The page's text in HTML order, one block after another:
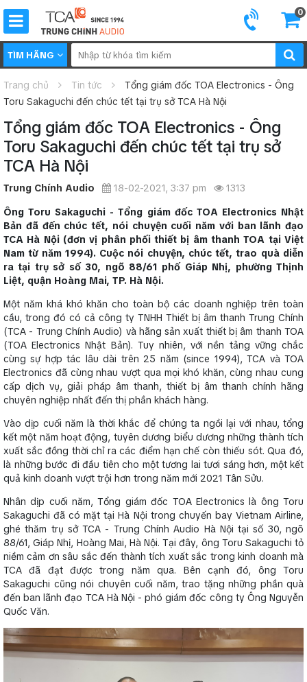
0
TÌM HÃNG
Trang chủ Tin tức
Tổng giám đốc TOA Electronics - Ông
Toru Sakaguchi đến chúc tết tại trụ sở TCA Hà Nội
Tổng giám đốc TOA Electronics - Ông
Toru Sakaguchi đến chúc tết tại trụ sở
TCA Hà Nội
Trung Chính Audio 18-02-2021, 3:37 pm
1313
Ông Toru Sakaguchi - Tổng giám đốc TOA Electronics Nhật
Bản đã đến chúc tết, nói chuyện cuối năm với ban lãnh đạo
TCA Hà Nội (đơn vị phân phối thiết bị âm thanh TOA tại Việt
Nam từ năm 1994). Cuộc nói chuyện, chúc tết, trao quà diễn
ra tại trụ sở số 30, ngõ 88/61 phố Giáp Nhị, phường Thịnh
Liệt, quận Hoàng Mai, TP. Hà Nội.
Một năm khá khó khăn cho toàn bộ các doanh nghiệp trên toàn
cầu, trong đó có cả công ty TNHH Thiết bị âm thanh Trung Chính
(TCA - Trung Chính Audio) và hãng sản xuất thiết bị âm thanh TOA
(TOA Electronics Nhật Bản). Tuy nhiên, với nền tảng vững chắc
cùng sự hợp tác lâu dài trên 25 năm (since 1994), TCA và TOA
Electronics đã cùng nhau vượt qua mọi khó khăn, cùng nhau cung
cấp dịch vụ, giải pháp âm thanh, thiết bị âm thanh chính hãng
chuyên nghiệp nhất đến thị phần khách hàng.
Vào dịp cuối năm là thời khắc để chúng ta ngồi lại với nhau, tổng
kết một năm hoạt động, tuyên dương biểu dương những thành tích
xuất sắc đồng thời chỉ ra các điểm hạn chế còn thiếu sót. Qua đó,
là những bước đi đầu tiên cho một tương lai tươi sáng hơn, một kết
quả kinh doanh vượt trội hơn trong năm mới 2021 Tân Sửu.
Nhân dịp cuối năm, Tổng giám đốc TOA Electronics là ông Toru
Sakaguchi đã có mặt tại Hà Nội trong chuyến bay Vietnam Airline,
ghé thăm trụ sở TCA - Trung Chính Audio Hà Nội tại số 30, ngõ
88/61, Giáp Nhị, Hoàng Mai, Hà Nội. Tại đây, ông Toru Sakaguchi tỏ
niềm cảm ơn sâu sắc đến thành tích xuất sắc trong kinh doanh mà
TCA đã đạt được trong năm qua. Bên cạnh đó, ông Toru
Sakaguchi cũng nói chuyên cuối năm, trao tặng những phần quà
đến ban lãnh đạo TCA Hà Nội - phó giám đốc công ty Ông Nguyễn
Quốc Văn.